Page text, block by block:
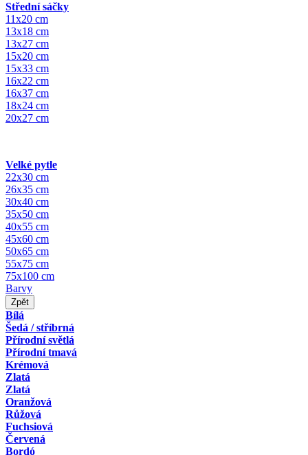
Střední sáčky
11x20 cm
13x18 cm
13x27 cm
15x20 cm
15x33 cm
16x22 cm
16x37 cm
18x24 cm
20x27 cm
Velké pytle
22x30 cm
26x35 cm
30x40 cm
35x50 cm
40x55 cm
45x60 cm
50x65 cm
55x75 cm
75x100 cm
Barvy
Zpět
Bílá
Šedá / stříbrná
Přírodní světlá
Přírodní tmavá
Krémová
Zlatá
Zlatá
Oranžová
Růžová
Fuchsiová
Červená
Bordó